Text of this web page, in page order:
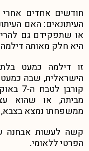
חודשים אחדים
העיתונאים: האם
או שתפקידם גם
היא חלק מאותה
זו דילמה כמעט
הישראלית, שבה
מביתה, או שהוא
ממשפחתו נמצא בצבא,
קשה לעשות אבחנה
הפרטי ללאומי.